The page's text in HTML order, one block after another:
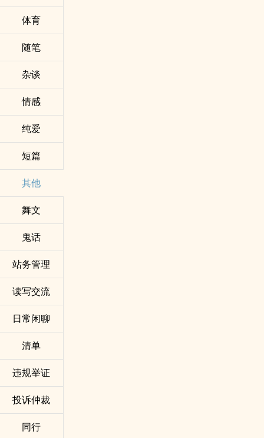
体育
随笔
杂谈
情感
纯爱
短篇
其他
舞文
鬼话
站务管理
读写交流
日常闲聊
清单
违规举证
投诉仲裁
同行